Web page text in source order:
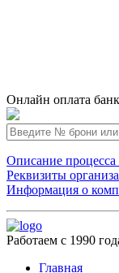
Онлайн оплата
Описание процесса
Реквизиты
Информация о
Работаем с 1990
Главная